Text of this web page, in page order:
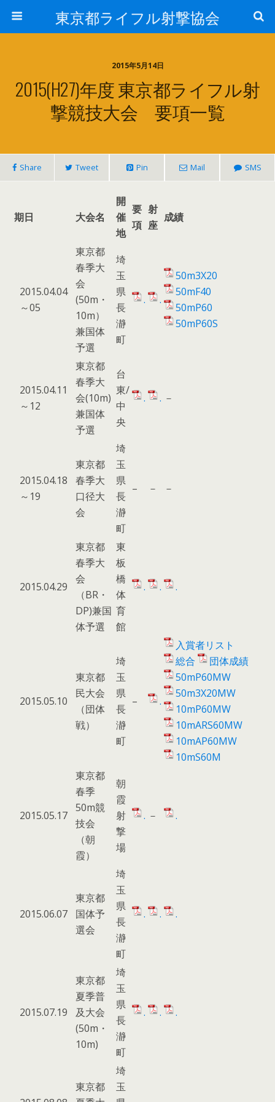
東京都ライフル射撃協会
2015年5月14日
2015(H27)年度 東京都ライフル射
撃競技大会 要項一覧
Share Tweet Pin Mail SMS
期日 大会名
開
催
地
要
項
射
座
成績
2015.04.04
～05
東京都
春季大
会
(50m・
10m）
兼国体
予選
埼
玉
県
長
瀞
町
. .
50m3X20
50mF40
50mP60
50mP60S
2015.04.11
～12
東京都
春季大
会(10m)
兼国体
予選
台
東/
中
央
. . －
2015.04.18
～19
東京都
春季大
口径大
会
埼
玉
県
長
瀞
町
– － －
2015.04.29
東京都
春季大
会
（BR・
DP)兼国
体予選
東
板
橋
体
育
館
. . .
2015.05.10
東京都
民大会
（団体
戦）
埼
玉
県
長
瀞
町
– .
入賞者リスト
総合
団体成績
50mP60MW
50m3X20MW
10mP60MW
10mARS60MW
10mAP60MW
10mS60M
2015.05.17
東京都
春季
50m競
技会
（朝
霞）
朝
霞
射
撃
場
. － .
2015.06.07
東京都
国体予
選会
埼
玉
県
長
瀞
町
. . .
2015.07.19
東京都
夏季普
及大会
(50m・
10m)
埼
玉
県
長
瀞
町
. . .
東京都
埼
玉